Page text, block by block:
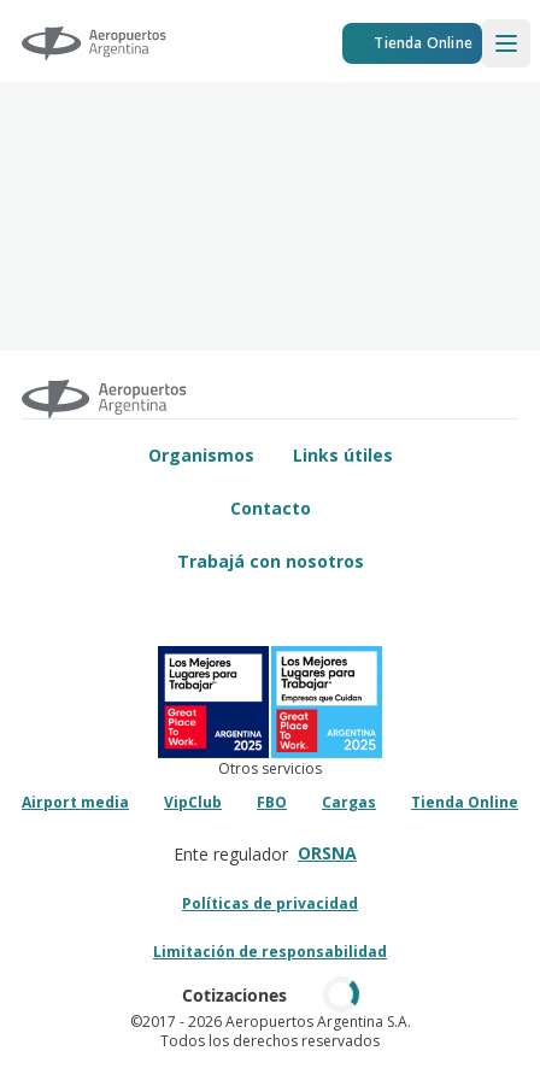
Aeropuertos Argentina Tienda Online
Organismos Links útiles
Contacto
Trabajá con nosotros
Otros servicios
Airport media
VipClub FBO Cargas Tienda Online
Ente regulador ORSNA
Políticas de privacidad
Limitación de responsabilidad
Cotizaciones
©2017 - 2026 Aeropuertos Argentina S.A.
Todos los derechos reservados